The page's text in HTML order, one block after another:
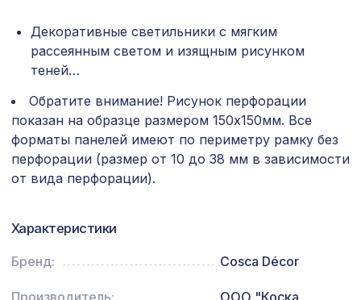
рамка 600х600мм, перфорация
ГОТИКА, дуб сонома
Ремень для бруса/балки
120мм/135мм/150мм(30х1000мм),
золото
Квадратные элементы AK02
90x90x24мм, белый грунт, МДФ
2143 ₽
Натуральные обои Cosca Арабеско
Нотте, 0,91 x 5,5 м
Декоративные светильники с мягким
рассеянным светом и изящным рисунком
теней…
Обратите внимание! Рисунок перфорации
показан на образце размером 150х150мм. Все
форматы панелей имеют по периметру рамку без
перфорации (размер от 10 до 38 мм в зависимости
от вида перфорации).
Характеристики
Бренд: Cosca Décor